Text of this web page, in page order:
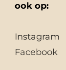
ook op:
Instagram
Facebook